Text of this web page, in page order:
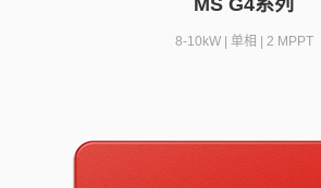
MS G4系列
8-10kW | 单相 | 2 MPPT